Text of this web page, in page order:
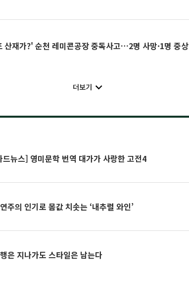
산재가?' 순천 레미콘공장 중독사고…2명 사망·1명 중상
더보기
드뉴스] 영미문학 번역 대가가 사랑한 고전4
주의 인기로 몸값 치솟는 ‘내추럴 와인’
은 지나가도 스타일은 남는다